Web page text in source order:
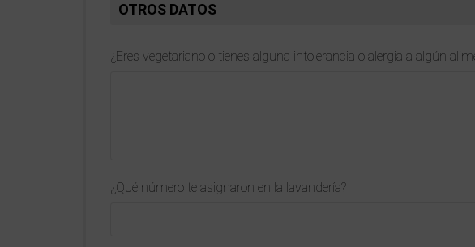
OTROS DATOS
¿Eres vegetariano o tienes alguna intolerancia o alergia a algún
¿Qué número te asignaron en la lavandería?